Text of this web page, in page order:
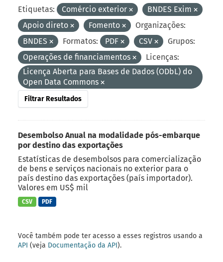
Etiquetas: Comércio exterior
BNDES Exim
Apoio direto
Fomento
Organizações:
BNDES
Formatos: PDF CSV
Grupos:
Operações de financiamentos
Licenças:
Licença Aberta para Bases de Dados (ODbL) do
Open Data Commons
Filtrar Resultados
Desembolso Anual na modalidade pós-embarque
por destino das exportações
Estatísticas de desembolsos para comercialização
de bens e serviços nacionais no exterior para o
país destino das exportações (país importador).
Valores em US$ mil
CSV PDF
Você também pode ter acesso a esses registros usando a
API (veja Documentação da API).